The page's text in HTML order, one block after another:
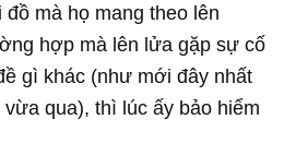
đồ mà họ mang theo lên
hợp mà lên lửa gặp sự cố
gì khác (như mới đây nhất
qua), thì lúc ấy bảo hiểm